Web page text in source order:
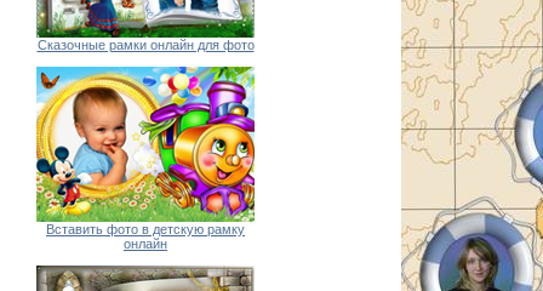
Сказочные рамки онлайн для фото
Вставить фото в детскую рамку
онлайн